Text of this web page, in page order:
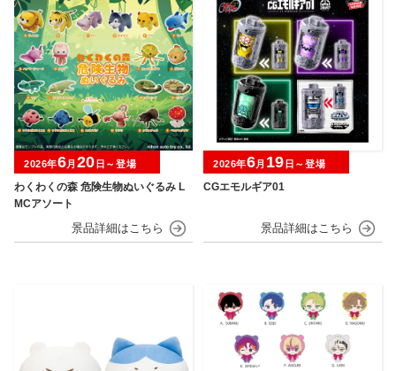
わくわくの森 危険生物ぬいぐるみ L
MCアソート
2026年6月 20 日～登場
CGエモルギア01
2026年6月 19 日～登場